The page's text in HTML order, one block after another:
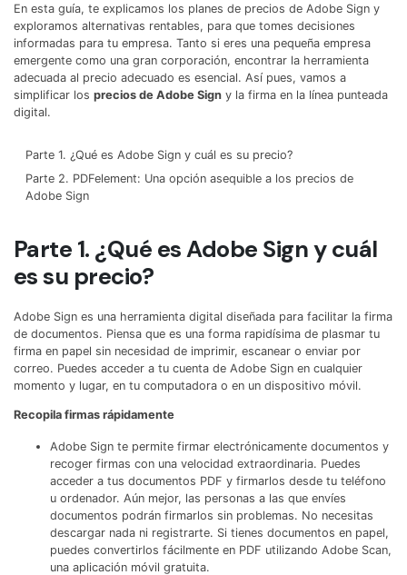
Lector de IA
Más herrmientas online
Formulario de PDF
Firmar PDF
eSign PDF
Censurar PDF Nuevo
Extraer datos de PDF
Proteger PDF
Compartir PDF
Soluciones completas
Legal
Sanidad
Finanzas
Todas las herramientas de IA
Trucos para Windows
Trucos para móviles
Ver más
Reseñas
Comparación de software
Usar mejor PDFelement
¿Qué hay de nuevo?
Especificaciones técnicas
Soporte de contacto
PDFelement para Windows
PDFelement para Mac
Videos tutoriales
PDFelement para iOS
En esta guía, te explicamos los planes de precios de Adobe Sign y
exploramos alternativas rentables, para que tomes decisiones
informadas para tu empresa. Tanto si eres una pequeña empresa
emergente como una gran corporación, encontrar la herramienta
adecuada al precio adecuado es esencial. Así pues, vamos a
simplificar los precios de Adobe Sign y la firma en la línea punteada
digital.
Parte 1. ¿Qué es Adobe Sign y cuál es su precio?
Parte 2. PDFelement: Una opción asequible a los precios de
Adobe Sign
Parte 1. ¿Qué es Adobe Sign y cuál
es su precio?
Adobe Sign es una herramienta digital diseñada para facilitar la firma
de documentos. Piensa que es una forma rapidísima de plasmar tu
firma en papel sin necesidad de imprimir, escanear o enviar por
correo. Puedes acceder a tu cuenta de Adobe Sign en cualquier
momento y lugar, en tu computadora o en un dispositivo móvil.
Recopila firmas rápidamente
Adobe Sign te permite firmar electrónicamente documentos y
recoger firmas con una velocidad extraordinaria. Puedes
acceder a tus documentos PDF y firmarlos desde tu teléfono
u ordenador. Aún mejor, las personas a las que envíes
documentos podrán firmarlos sin problemas. No necesitas
descargar nada ni registrarte. Si tienes documentos en papel,
puedes convertirlos fácilmente en PDF utilizando Adobe Scan,
una aplicación móvil gratuita.